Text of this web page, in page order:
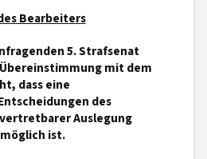
Bearbeiters
5. Strafsenat
mit dem
dass eine
des
Auslegung
ist.